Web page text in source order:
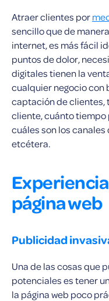
Atraer clientes por
sencillo que de
internet, es más fácil
puntos de dolor,
digitales tienen la
cualquier negocio con
captación de clientes,
cliente, cuánto tiempo
cuáles son los
etcétera.
página web
Publicidad
Una de las cosas que
potenciales es tener
la página web poco